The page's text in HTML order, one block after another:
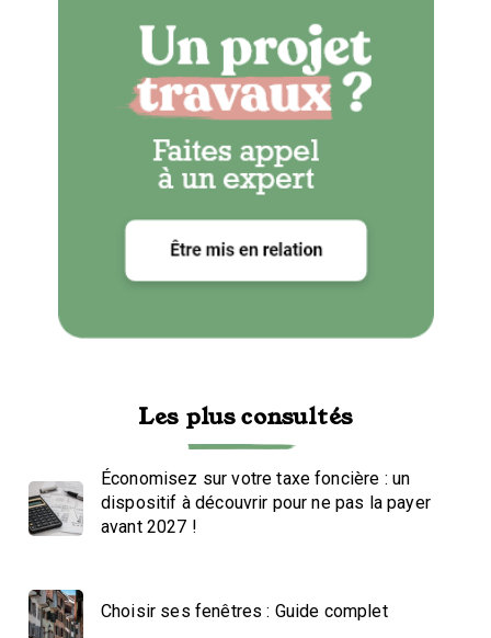
Les plus consultés
Économisez sur votre taxe foncière : un
dispositif à découvrir pour ne pas la payer
avant 2027 !
Choisir ses fenêtres : Guide complet